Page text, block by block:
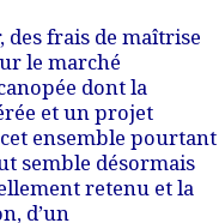
frais de maîtrise
le marché
dont la
et un projet
ensemble pourtant
semble désormais
retenu et la
d’un